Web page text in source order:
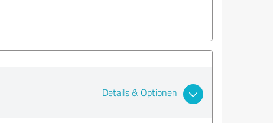
Details & Optionen